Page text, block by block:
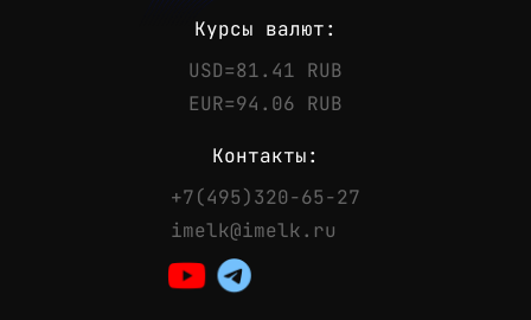
Контакты
Email: imelk@imelk.ru
Курсы валют:
USD=81.41 RUB
EUR=94.06 RUB
Контакты:
+7(495)320-65-27
imelk@imelk.ru